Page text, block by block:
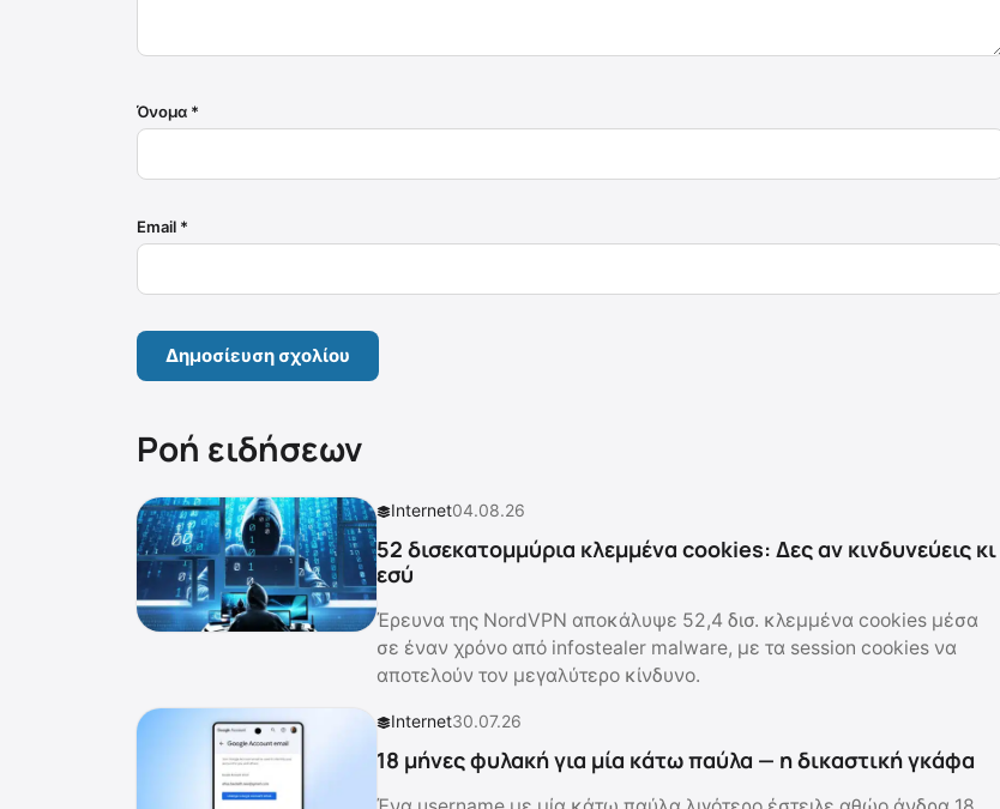
Όνομα *
Email *
Ροή ειδήσεων
Internet04.08.26
52 δισεκατομμύρια κλεμμένα cookies: Δες αν κινδυνεύεις κι
εσύ
Έρευνα της NordVPN αποκάλυψε 52,4 δισ. κλεμμένα cookies μέσα
σε έναν χρόνο από infostealer malware, με τα session cookies να
αποτελούν τον μεγαλύτερο κίνδυνο.
Internet30.07.26
18 μήνες φυλακή για μία κάτω παύλα — η δικαστική γκάφα